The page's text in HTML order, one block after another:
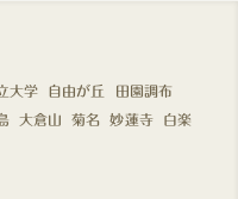
大学 自由が丘
田園調布
大倉山 菊名 妙蓮寺
白楽